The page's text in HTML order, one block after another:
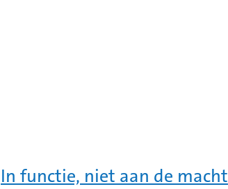
In functie, niet aan de macht